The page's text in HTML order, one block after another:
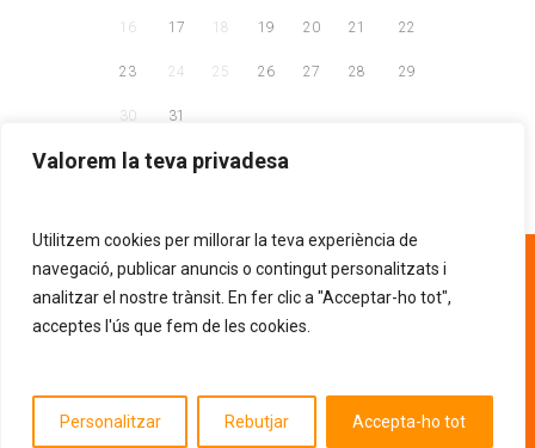
Valorem la teva privadesa
Utilitzem cookies per millorar la teva experiència de
navegació, publicar anuncis o contingut personalitzats i
analitzar el nostre trànsit. En fer clic a "Acceptar-ho tot",
acceptes l'ús que fem de les cookies.
Personalitzar Rebutjar Accepta-ho tot
16 17 18 19 20 21 22
23 24 25 26 27 28 29
30 31
93 268 81 30
AVÍS LEGAL POLÍTICA DE PRIVACITAT
Entitat d'utilitat pública segons la resolució